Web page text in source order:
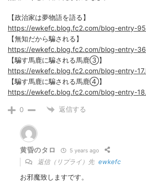
【政治家は夢物語を語る】
https://ewkefc.blog.fc2.com/blog-entry-
【無知だから騙される】
https://ewkefc.blog.fc2.com/blog-entry-
【騙す馬鹿に騙される馬鹿③】
https://ewkefc.blog.fc2.com/blog-entry-
【騙す馬鹿に騙される馬鹿④】
https://ewkefc.blog.fc2.com/blog-entry-
0 返信する
黄昏のタロ 5 years ago
返信（リプライ）先 ewkefc
お邪魔致しますです。